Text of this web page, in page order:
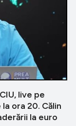
live pe
ora 20. Călin
la euro